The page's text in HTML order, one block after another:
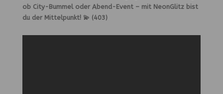
ob City-Bummel oder Abend-Event – mit NeonGlitz bist
du der Mittelpunkt! 💫 (403)